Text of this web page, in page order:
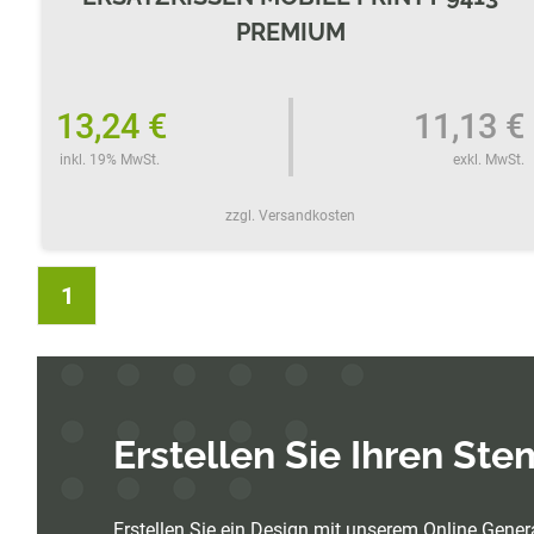
PREMIUM
13,24 €
inkl. 19% MwSt.
11,13 €
exkl. MwSt.
zzgl. Versandkosten
1
Erstellen Sie Ihren